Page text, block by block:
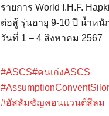
รายการ World I.H.F.
ต่อสู้ รุ่นอายุ 9-10 ปี น้ำห
วันที่ 1 – 4 สิงหาคม 2567
#ASCS#คนเก่งASCS
#อัสสัมชัญคอนแวนต์สีลม